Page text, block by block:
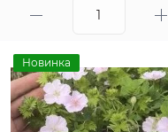
Новинка